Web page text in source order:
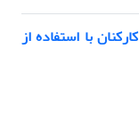
با استفاده از